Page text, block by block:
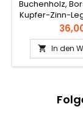
Buchenholz,
Kupfer-Zinn-
VORSICHT
gegen
Preis
 In den